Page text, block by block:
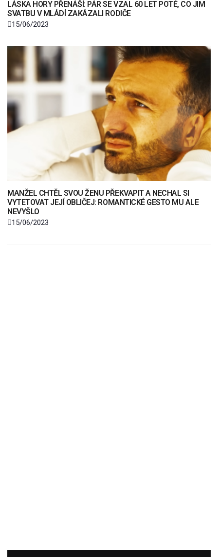
LÁSKA HORY PŘENÁŠÍ: PÁR SE VZAL 60 LET POTÉ, CO JIM
SVATBU V MLÁDÍ ZAKÁZALI RODIČE
15/06/2023
MANŽEL CHTĚL SVOU ŽENU PŘEKVAPIT A NECHAL SI
VYTETOVAT JEJÍ OBLIČEJ: ROMANTICKÉ GESTO MU ALE
NEVYŠLO
15/06/2023